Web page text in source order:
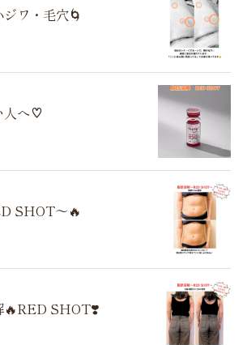
ワ・毛穴🌀
人へ♡
SHOT〜🔥
🔥RED SHOT❣️